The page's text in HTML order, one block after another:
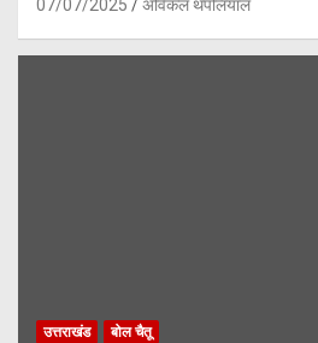
07/07/2025 अविकल थपलियाल
उत्तराखंड बोल चैतू